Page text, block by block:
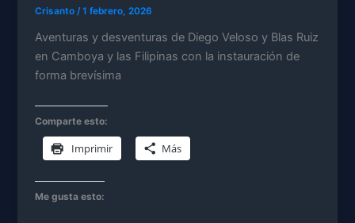
Crisanto/1 febrero, 2026
Aventuras y desventuras de Diego Veloso y Blas Ruiz
en Camboya y las Filipinas con la instauración de
forma brevísima
Comparte esto:
Imprimir Más
Me gusta esto: